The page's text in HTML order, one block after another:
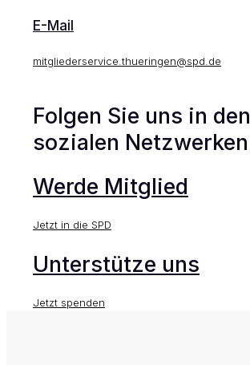
E-Mail
mitgliederservice.thueringen@spd.de
Folgen Sie uns in den
sozialen Netzwerken
Werde Mitglied
Jetzt in die SPD
Unterstütze uns
Jetzt spenden